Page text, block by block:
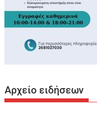
Αρχείο ειδήσεων